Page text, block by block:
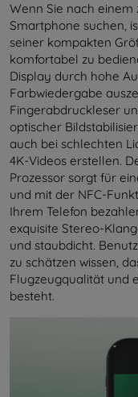
Wenn Sie nach
Smartphone suchen,
seiner kompakten
komfortabel zu
Display durch hohe
Farbwiedergabe
Fingerabdruckleser
optischer
auch bei schlechten
4K-Videos erstellen.
Prozessor sorgt für
und mit der NFC-
Ihrem Telefon
exquisite Stereo-
und staubdicht.
zu schätzen wissen,
Flugzeugqualität und
besteht.